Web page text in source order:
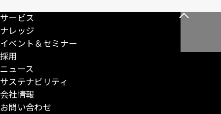
こ
サービス
ナレッジ
イベント＆セミナー
採用
ニュース
サステナビリティ
会社情報
お問い合わせ